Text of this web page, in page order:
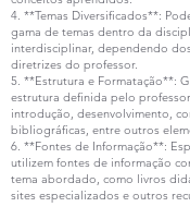
4. **Temas Diversificados**:
gama de temas dentro da
interdisciplinar, dependendo
diretrizes do professor.
5. **Estrutura e Formatação**:
estrutura definida pelo
introdução, desenvolvimento,
bibliográficas, entre outros
6. **Fontes de Informação**:
utilizem fontes de informação
tema abordado, como livros
sites especializados e outros